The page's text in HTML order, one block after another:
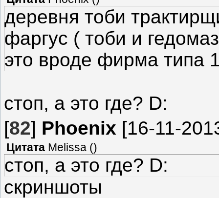
деревня тоби
фаргус ( тоби и
это вроде фирма типа
стоп, а это где? D:
[82] Phoenix [16-11-
Цитата Melissa ()
стоп, а это где? D:
скриншоты